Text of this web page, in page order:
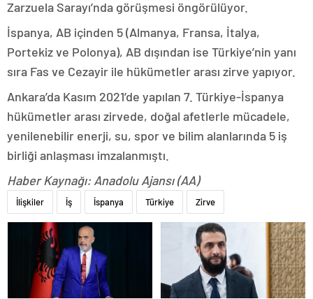
Zarzuela Sarayı’nda görüşmesi öngörülüyor.
İspanya, AB içinden 5 (Almanya, Fransa, İtalya,
Portekiz ve Polonya), AB dışından ise Türkiye’nin yanı
sıra Fas ve Cezayir ile hükümetler arası zirve yapıyor.
Ankara’da Kasım 2021’de yapılan 7. Türkiye-İspanya
hükümetler arası zirvede, doğal afetlerle mücadele,
yenilenebilir enerji, su, spor ve bilim alanlarında 5 iş
birliği anlaşması imzalanmıştı.
Haber Kaynağı: Anadolu Ajansı (AA)
İlişkiler İş İspanya Türkiye Zirve